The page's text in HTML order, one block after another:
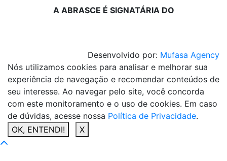
A ABRASCE É SIGNATÁRIA DO
Desenvolvido por: Mufasa Agency
Nós utilizamos cookies para analisar e melhorar sua
experiência de navegação e recomendar conteúdos de
seu interesse. Ao navegar pelo site, você concorda
com este monitoramento e o uso de cookies. Em caso
de dúvidas, acesse nossa Política de Privacidade.
OK, ENTENDI!
X